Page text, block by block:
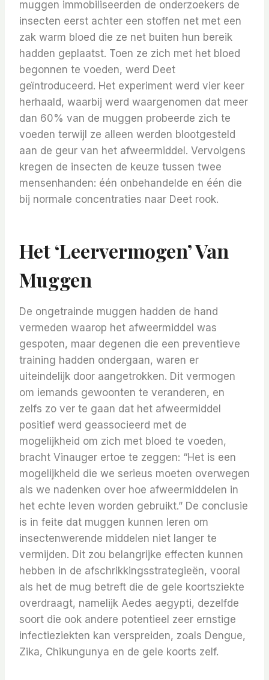
muggen immobiliseerden de onderzoekers de
insecten eerst achter een stoffen net met een
zak warm bloed die ze net buiten hun bereik
hadden geplaatst. Toen ze zich met het bloed
begonnen te voeden, werd Deet
geïntroduceerd. Het experiment werd vier keer
herhaald, waarbij werd waargenomen dat meer
dan 60% van de muggen probeerde zich te
voeden terwijl ze alleen werden blootgesteld
aan de geur van het afweermiddel. Vervolgens
kregen de insecten de keuze tussen twee
mensenhanden: één onbehandelde en één die
bij normale concentraties naar Deet rook.
Het ‘leervermogen’ Van
Muggen
De ongetrainde muggen hadden de hand
vermeden waarop het afweermiddel was
gespoten, maar degenen die een preventieve
training hadden ondergaan, waren er
uiteindelijk door aangetrokken. Dit vermogen
om iemands gewoonten te veranderen, en
zelfs zo ver te gaan dat het afweermiddel
positief werd geassocieerd met de
mogelijkheid om zich met bloed te voeden,
bracht Vinauger ertoe te zeggen: “Het is een
mogelijkheid die we serieus moeten overwegen
als we nadenken over hoe afweermiddelen in
het echte leven worden gebruikt.” De conclusie
is in feite dat muggen kunnen leren om
insectenwerende middelen niet langer te
vermijden. Dit zou belangrijke effecten kunnen
hebben in de afschrikkingsstrategieën, vooral
als het de mug betreft die de gele koortsziekte
overdraagt, namelijk Aedes aegypti, dezelfde
soort die ook andere potentieel zeer ernstige
infectieziekten kan verspreiden, zoals Dengue,
Zika, Chikungunya en de gele koorts zelf.